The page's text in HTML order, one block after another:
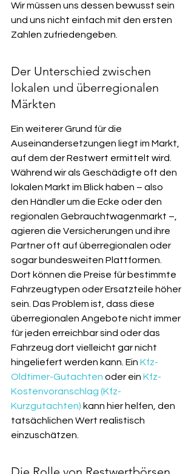
Wir müssen uns dessen bewusst sein
und uns nicht einfach mit den ersten
Zahlen zufriedengeben.
Der Unterschied zwischen
lokalen und überregionalen
Märkten
Ein weiterer Grund für die
Auseinandersetzungen liegt im Markt,
auf dem der Restwert ermittelt wird.
Während wir als Geschädigte oft den
lokalen Markt im Blick haben – also
den Händler um die Ecke oder den
regionalen Gebrauchtwagenmarkt –,
agieren die Versicherungen und ihre
Partner oft auf überregionalen oder
sogar bundesweiten Plattformen.
Dort können die Preise für bestimmte
Fahrzeugtypen oder Ersatzteile höher
sein. Das Problem ist, dass diese
überregionalen Angebote nicht immer
für jeden erreichbar sind oder das
Fahrzeug dort vielleicht gar nicht
hingeliefert werden kann. Ein Kfz-
Oldtimer-Gutachten oder ein Kfz-
Kostenvoranschlag (Kfz-
Kurzgutachten) kann hier helfen, den
tatsächlichen Wert realistisch
einzuschätzen.